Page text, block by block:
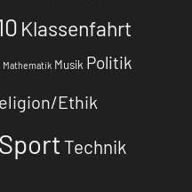
Klassenfahrt
Mathematik Musik Politik
Ethik
Sport Technik